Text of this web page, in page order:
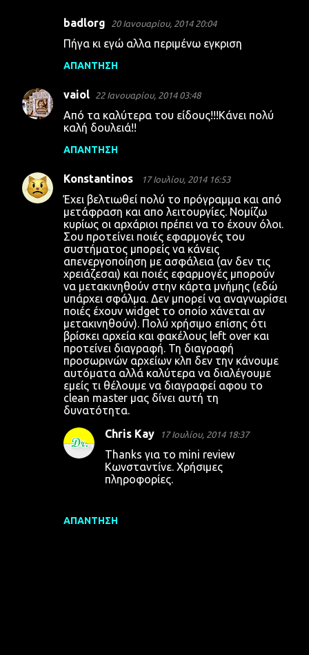
badlorg 20 Ιανουαρίου, 2014 20:04
Πήγα κι εγώ αλλα περιμένω εγκριση
ΑΠΆΝΤΗΣΗ
vaiol 22 Ιανουαρίου, 2014 03:48
Από τα καλύτερα του είδους!!!Κάνει πολύ
καλή δουλειά!!
ΑΠΆΝΤΗΣΗ
Konstantinos 17 Ιουλίου, 2014 16:53
Έχει βελτιωθεί πολύ το πρόγραμμα και από
μετάφραση και απο λειτουργίες. Νομίζω
κυρίως οι αρχάριοι πρέπει να το έχουν όλοι.
Σου προτείνει ποιές εφαρμογές του
συστήματος μπορείς να κάνεις
απενεργοποίηση με ασφάλεια (αν δεν τις
χρειάζεσαι) και ποιές εφαρμογές μπορούν
να μετακινηθούν στην κάρτα μνήμης (εδώ
υπάρχει σφάλμα. Δεν μπορεί να αναγνωρίσει
ποιές έχουν widget το οποίο χάνεται αν
μετακινηθούν). Πολύ χρήσιμο επίσης ότι
βρίσκει αρχεία και φακέλους left over και
προτείνει διαγραφή. Τη διαγραφή
προσωρινών αρχείων κλπ δεν την κάνουμε
αυτόματα αλλά καλύτερα να διαλέγουμε
εμείς τι θέλουμε να διαγραφεί αφου το
clean master μας δίνει αυτή τη
δυνατότητα.
ΑΠΆΝΤΗΣΗ
Chris Kay 17 Ιουλίου, 2014 18:37
Thanks για το mini review
Κωνσταντίνε. Χρήσιμες
πληροφορίες.